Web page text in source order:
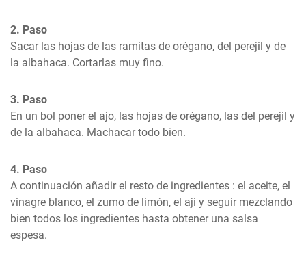
2. Paso
Sacar las hojas de las ramitas de orégano, del perejil y de
la albahaca. Cortarlas muy fino.
3. Paso
En un bol poner el ajo, las hojas de orégano, las del perejil y
de la albahaca. Machacar todo bien.
4. Paso
A continuación añadir el resto de ingredientes : el aceite, el
vinagre blanco, el zumo de limón, el aji y seguir mezclando
bien todos los ingredientes hasta obtener una salsa
espesa.